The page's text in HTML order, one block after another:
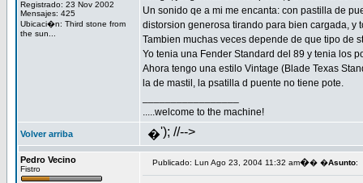
Registrado: 23 Nov 2002
Mensajes: 425
Ubicaci�n: Third stone from
the sun...
Un sonido qe a mi me encanta: con pastilla de
distorsion generosa tirando para bien cargada, y
Tambien muchas veces depende de que tipo de
Yo tenia una Fender Standard del 89 y tenia los
Ahora tengo una estilo Vintage (Blade Texas
la de mastil, la psatilla d puente no tiene pote.
.....welcome to the machine!
Volver arriba �'); //-->
Pedro Vecino
Fistro
Publicado: Lun Ago 23, 2004 11:32 am�� �Asunto: